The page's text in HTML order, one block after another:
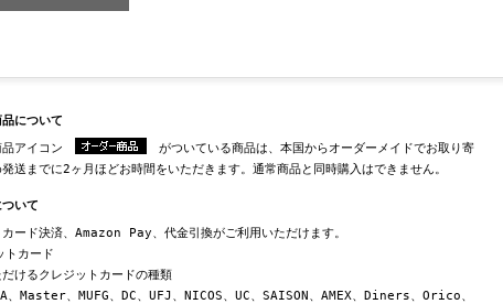
について
品アイコン
がついている商品は、本国からオーダーメイドでお取り寄
送までに2ヶ月ほどお時間をいただきます。通常商品と同時購入はできません。
いて
カード決済、Amazon Pay、代金引換がご利用いただけます。
カード
けるクレジットカードの種類
、Master、MUFG、DC、UFJ、NICOS、UC、SAISON、AMEX、Diners、Orico、